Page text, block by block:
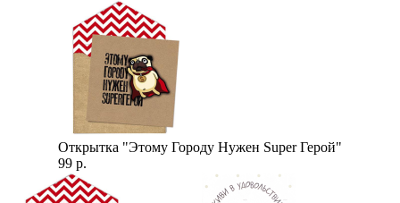
Открытка "Этому Городу Нужен Super Герой"
99 р.